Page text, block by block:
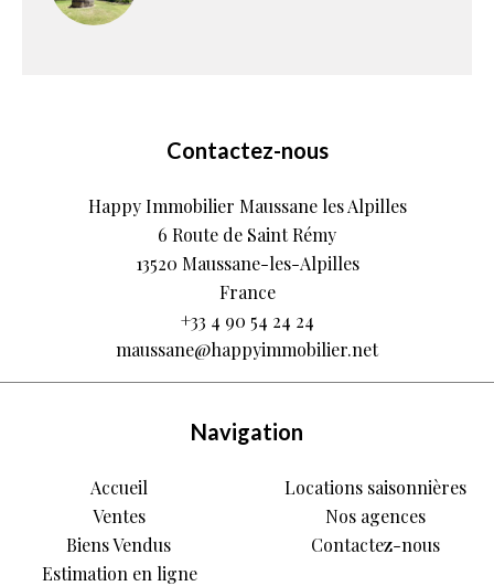
Contactez-nous
Happy Immobilier Maussane les Alpilles
6 Route de Saint Rémy
13520 Maussane-les-Alpilles
France
+33 4 90 54 24 24
maussane@happyimmobilier.net
Navigation
Accueil
Ventes
Biens Vendus
Estimation en ligne
Locations saisonnières
Nos agences
Contactez-nous